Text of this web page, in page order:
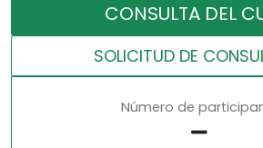
CONSULTA DEL
SOLICITUD DE
Número de